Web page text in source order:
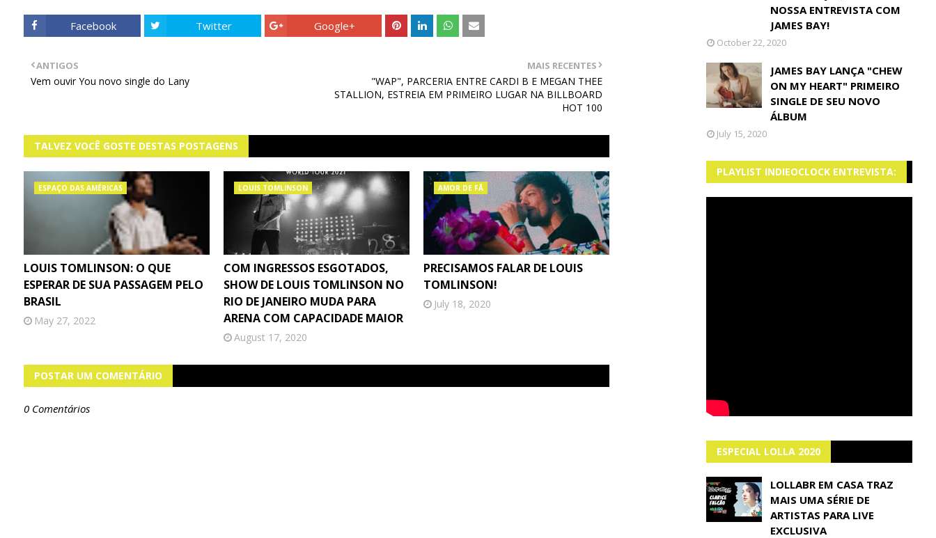
Facebook Twitter Google+
MAIS RECENTES
"WAP", PARCERIA ENTRE CARDI B E MEGAN THEE
STALLION, ESTREIA EM PRIMEIRO LUGAR NA BILLBOARD
HOT 100
ANTIGOS
Vem ouvir You novo single do Lany
TALVEZ VOCÊ GOSTE DESTAS POSTAGENS
ESPAÇO DAS AMÉRICAS
LOUIS TOMLINSON: O QUE
ESPERAR DE SUA PASSAGEM PELO
BRASIL
May 27, 2022
LOUIS TOMLINSON
COM INGRESSOS ESGOTADOS,
SHOW DE LOUIS TOMLINSON NO
RIO DE JANEIRO MUDA PARA
ARENA COM CAPACIDADE MAIOR
August 17, 2020
AMOR DE FÃ
PRECISAMOS FALAR DE LOUIS
TOMLINSON!
July 18, 2020
POSTAR UM COMENTÁRIO
0 Comentários
NOSSA ENTREVISTA COM
JAMES BAY!
October 22, 2020
JAMES BAY LANÇA "CHEW
ON MY HEART" PRIMEIRO
SINGLE DE SEU NOVO
ÁLBUM
July 15, 2020
PLAYLIST INDIEOCLOCK ENTREVISTA:
ESPECIAL LOLLA 2020
LOLLABR EM CASA TRAZ
MAIS UMA SÉRIE DE
ARTISTAS PARA LIVE
EXCLUSIVA